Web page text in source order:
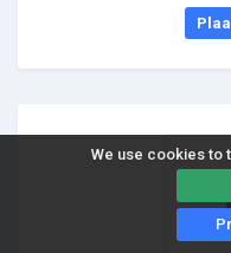
We use cookies to